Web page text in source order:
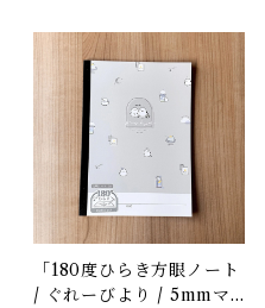
「180度ひらき方眼ノート
/ ぐれーびより / 5mmマ